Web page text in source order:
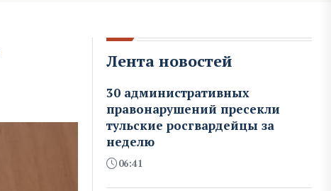
Лента новостей
30 административных
правонарушений пресекли
тульские росгвардейцы за
неделю
06:41